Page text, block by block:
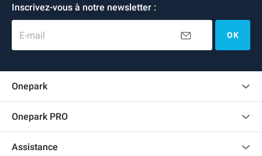
Inscrivez-vous à notre newsletter :
E-mail OK
Onepark
Recrutement
Onepark PRO
Assistance